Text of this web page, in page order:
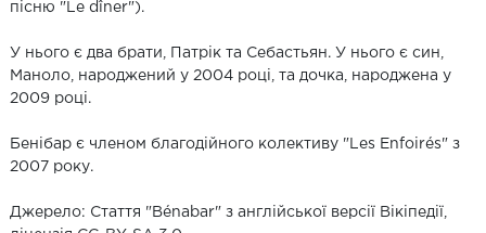
пісню "Le dîner").
У нього є два брати, Патрік та Себастьян. У нього є син,
Маноло, народжений у 2004 році, та дочка, народжена у
2009 році.
Бенібар є членом благодійного колективу "Les Enfoirés" з
2007 року.
Джерело: Стаття "Bénabar" з англійської версії Вікіпедії,